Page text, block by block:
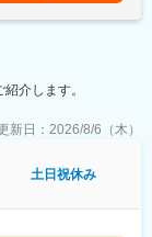
補助（文献調
部ステークホルダ
介します。
新日： 2026/8/6（木）
土日祝休み